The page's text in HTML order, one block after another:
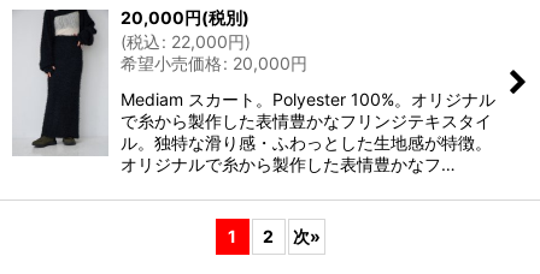
20,000円(税別)
(税込: 22,000円)
希望小売価格: 20,000円
Mediam スカート。Polyester 100%。オリジナル
で糸から製作した表情豊かなフリンジテキスタイ
ル。独特な滑り感・ふわっとした生地感が特徴。
オリジナルで糸から製作した表情豊かなフ…
1 2 次»